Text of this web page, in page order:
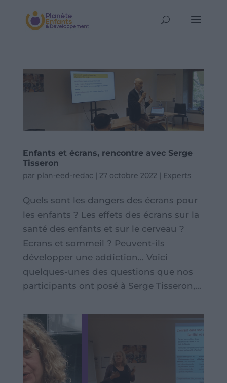
Enfants et écrans, rencontre avec Serge
Tisseron
par plan-eed-redac | 27 octobre 2022 | Experts
Quels sont les dangers des écrans pour
les enfants ? Les effets des écrans sur la
santé des enfants et sur le cerveau ?
Ecrans et sommeil ? Peuvent-ils
développer une addiction… Voici
quelques-unes des questions que nos
participants ont posé à Serge Tisseron,...